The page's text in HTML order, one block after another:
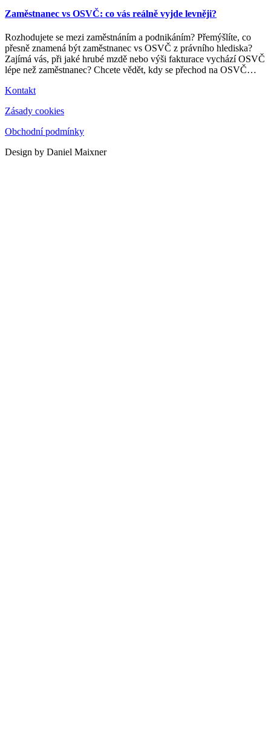
Zaměstnanec vs OSVČ: co vás reálně vyjde levněji?
Rozhodujete se mezi zaměstnáním a podnikáním? Přemýšlíte, co
přesně znamená být zaměstnanec vs OSVČ z právního hlediska?
Zajímá vás, při jaké hrubé mzdě nebo výši fakturace vychází OSVČ
lépe než zaměstnanec? Chcete vědět, kdy se přechod na OSVČ…
Kontakt
Zásady cookies
Obchodní podmínky
Design by Daniel Maixner